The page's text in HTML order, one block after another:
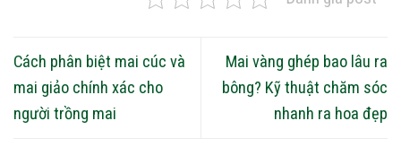
Cách phân biệt mai cúc và
mai giảo chính xác cho
người trồng mai
Mai vàng ghép bao lâu ra
bông? Kỹ thuật chăm sóc
nhanh ra hoa đẹp